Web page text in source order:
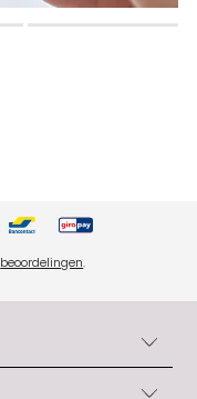
beoordelingen.